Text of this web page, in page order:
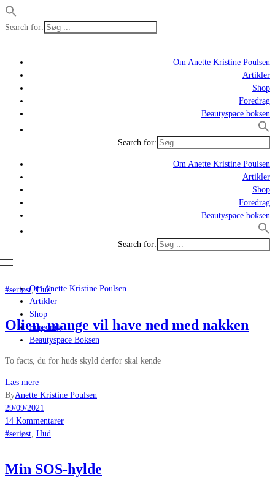
Search for:
Om Anette Kristine Poulsen
Artikler
Shop
Foredrag
Beautyspace boksen
Search for:
Om Anette Kristine Poulsen
Artikler
Shop
Foredrag
Beautyspace boksen
Search for:
Om Anette Kristine Poulsen
Artikler
Shop
Foredrag
Beautyspace Boksen
#seriøst,Hud
Olien, mange vil have ned med nakken
To facts, du for huds skyld derfor skal kende
Læs mere
ByAnette Kristine Poulsen
29/09/2021
14 Kommentarer
#seriøst Hud
Min SOS-hylde